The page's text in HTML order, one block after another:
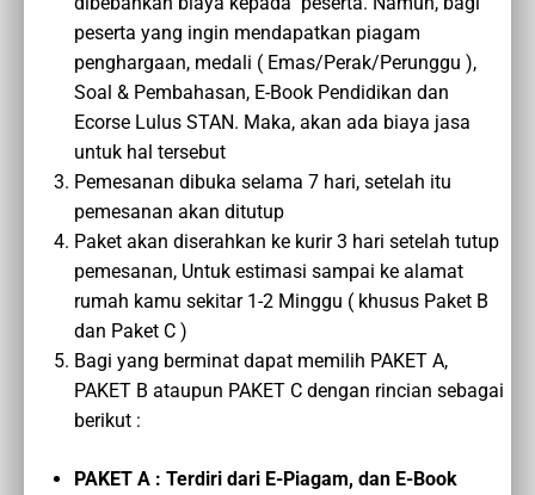
peserta yang ingin mendapatkan piagam
penghargaan, medali ( Emas/Perak/Perunggu ),
Soal & Pembahasan, E-Book Pendidikan dan
Ecorse Lulus STAN. Maka, akan ada biaya jasa
untuk hal tersebut
Pemesanan dibuka selama 7 hari, setelah itu
pemesanan akan ditutup
Paket akan diserahkan ke kurir 3 hari setelah tutup
pemesanan, Untuk estimasi sampai ke alamat
rumah kamu sekitar 1-2 Minggu ( khusus Paket B
dan Paket C )
Bagi yang berminat dapat memilih PAKET A,
PAKET B ataupun PAKET C dengan rincian sebagai
berikut :
PAKET A : Terdiri dari E-Piagam, dan E-Book